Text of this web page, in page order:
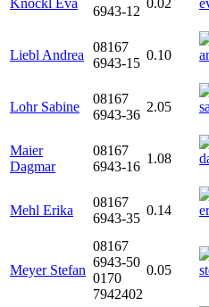
Knöckl Eva
6943-12
0.02
Liebl Andrea
08167
6943-15
0.10
Lohr Sabine
08167
6943-36
2.05
Maier
Dagmar
08167
6943-16
1.08
Mehl Erika
08167
6943-35
0.14
Meyer Stefan
08167
6943-50
0170
7942402
0.05